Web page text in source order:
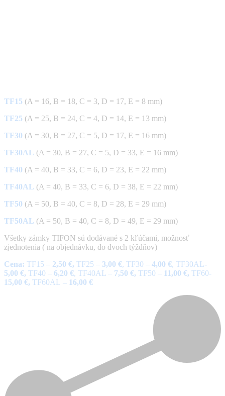
TF15 (A = 16, B = 18, C = 3, D = 17, E = 8 mm)
TF25 (A = 25, B = 24, C = 4, D = 14, E = 13 mm)
TF30 (A = 30, B = 27, C = 5, D = 17, E = 16 mm)
TF30AL (A = 30, B = 27, C = 5, D = 33, E = 16 mm)
TF40 (A = 40, B = 33, C = 6, D = 23, E = 22 mm)
TF40AL (A = 40, B = 33, C = 6, D = 38, E = 22 mm)
TF50 (A = 50, B = 40, C = 8, D = 28, E = 29 mm)
TF50AL (A = 50, B = 40, C = 8, D = 49, E = 29 mm)
Všetky zámky TIFON sú dodávané s 2 kľúčami, možnosť
zjednotenia ( na objednávku, do dvoch týždňov)
Cena: TF15 – 2,50 €, TF25 – 3,00 €, TF30 – 4,00 €, TF30AL-
5,00 €, TF40 – 6,20 €, TF40AL – 7,50 €, TF50 – 11,00 €, TF60-
15,00 €, TF60AL – 16,00 €